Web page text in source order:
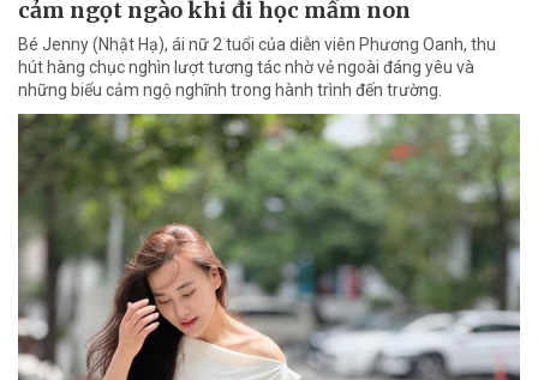
cảm ngọt ngào khi đi học mầm non
Bé Jenny (Nhật Hạ), ái nữ 2 tuổi của diễn viên Phương Oanh, thu
hút hàng chục nghìn lượt tương tác nhờ vẻ ngoài đáng yêu và
những biểu cảm ngộ nghĩnh trong hành trình đến trường.